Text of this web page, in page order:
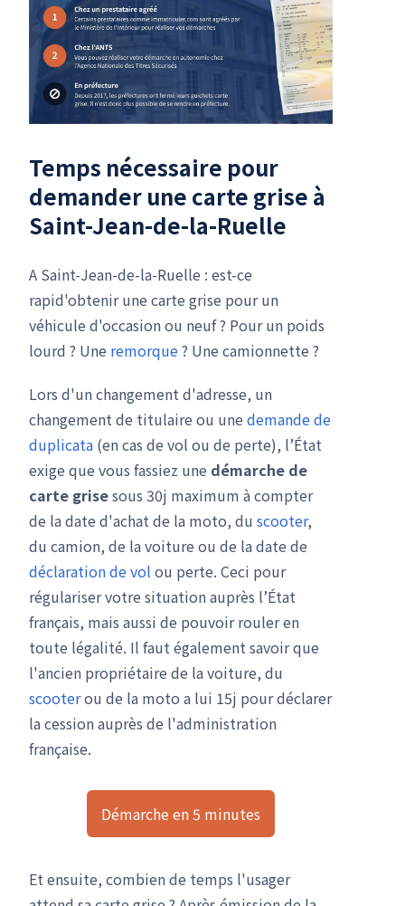
Temps nécessaire pour
demander une carte grise à
Saint-Jean-de-la-Ruelle
A Saint-Jean-de-la-Ruelle : est-ce
rapid'obtenir une carte grise pour un
véhicule d'occasion ou neuf ? Pour un poids
lourd ? Une remorque? Une camionnette ?
Lors d'un changement d'adresse, un
changement de titulaire ou une demande de
duplicata (en cas de vol ou de perte), l’État
exige que vous fassiez une démarche de
carte grisesous 30j maximum à compter
de la date d'achat de la moto, du scooter,
du camion, de la voiture ou de la date de
déclaration de vol ou perte. Ceci pour
régulariser votre situation auprès l’État
français, mais aussi de pouvoir rouler en
toute légalité. Il faut également savoir que
l'ancien propriétaire de la voiture, du
scooterou de la moto a lui 15j pour déclarer
la cession auprès de l'administration
française.
Démarche en 5 minutes
Et ensuite, combien de temps l'usager